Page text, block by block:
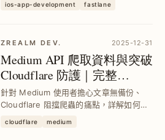
私有庫，搭配GitHub Actions實現CI/CD
ios-app-development fastlane
ZREALM DEV. 2025-12-31
Medium API 爬取資料與突破
Cloudflare 防護｜完整
GraphQL 操作教學
針對 Medium 使用者擔心文章無備份、
Cloudflare 阻擋爬蟲的痛點，詳解如何透
cloudflare medium